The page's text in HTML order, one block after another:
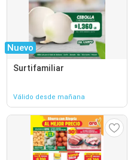
Nuevo
Surtifamiliar
Válido desde mañana